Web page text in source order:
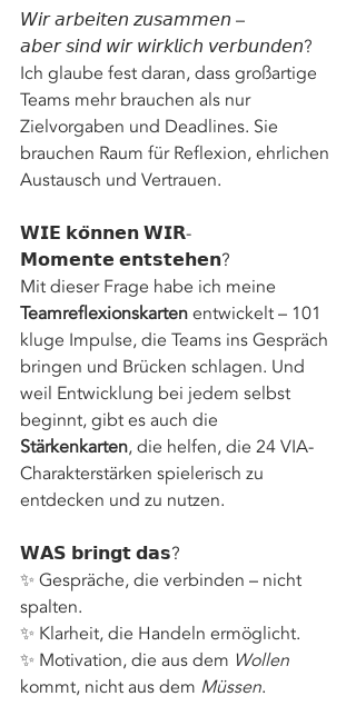
𝘞𝘪𝘳 𝘢𝘳𝘣𝘦𝘪𝘵𝘦𝘯 𝘻𝘶𝘴𝘢𝘮𝘮𝘦𝘯 –
𝘢𝘣𝘦𝘳 𝘴𝘪𝘯𝘥 𝘸𝘪𝘳 𝘸𝘪𝘳𝘬𝘭𝘪𝘤𝘩 𝘷𝘦𝘳𝘣𝘶𝘯𝘥𝘦𝘯?
Ich glaube fest daran, dass großartige
Teams mehr brauchen als nur
Zielvorgaben und Deadlines. Sie
brauchen Raum für Reflexion, ehrlichen
Austausch und Vertrauen.
𝗪𝗜𝗘 𝗸𝗼̈𝗻𝗻𝗲𝗻 𝗪𝗜𝗥-
𝗠𝗼𝗺𝗲𝗻𝘁𝗲 𝗲𝗻𝘁𝘀𝘁𝗲𝗵𝗲𝗻?
Mit dieser Frage habe ich meine
Teamreflexionskarten entwickelt – 101
kluge Impulse, die Teams ins Gespräch
bringen und Brücken schlagen. Und
weil Entwicklung bei jedem selbst
beginnt, gibt es auch die
Stärkenkarten, die helfen, die 24 VIA-
Charakterstärken spielerisch zu
entdecken und zu nutzen.
𝗪𝗔𝗦 𝗯𝗿𝗶𝗻𝗴𝘁 𝗱𝗮𝘀?
✨ Gespräche, die verbinden – nicht
spalten.
✨ Klarheit, die Handeln ermöglicht.
✨ Motivation, die aus dem Wollen
kommt, nicht aus dem Müssen.